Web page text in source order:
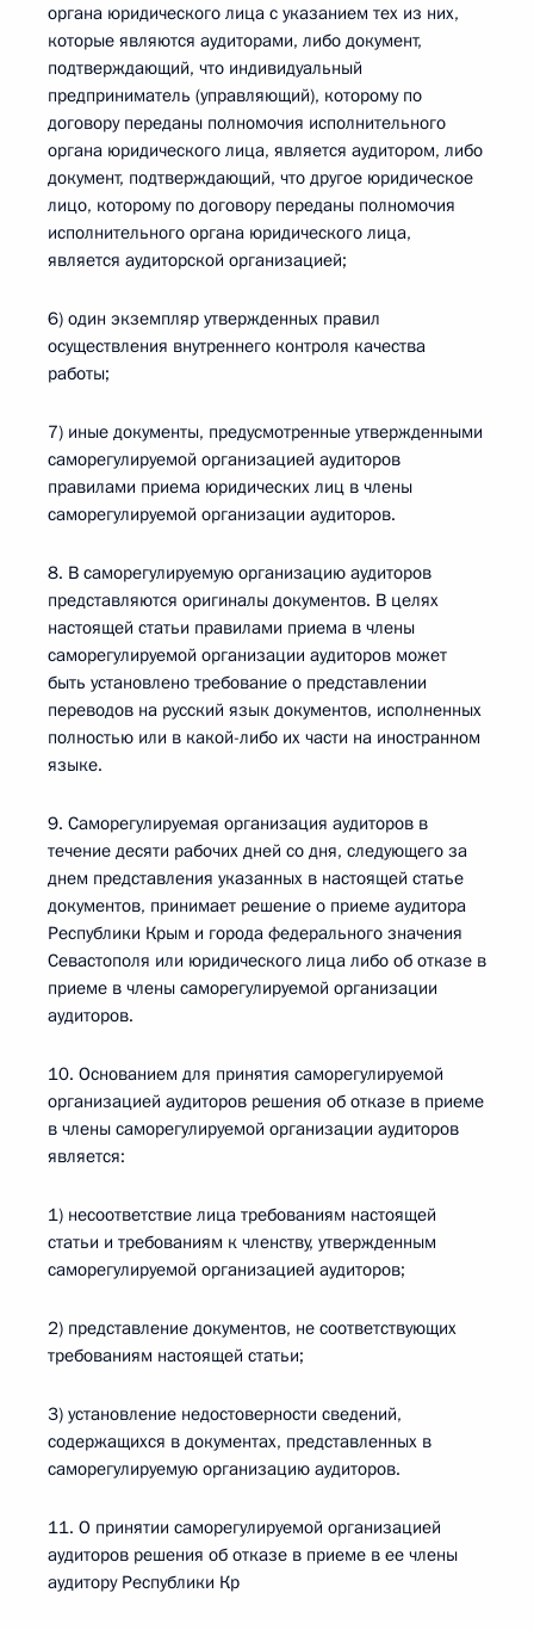
органа юридического лица с указанием тех из них,
которые являются аудиторами, либо документ,
подтверждающий, что индивидуальный
предприниматель (управляющий), которому по
договору переданы полномочия исполнительного
органа юридического лица, является аудитором, либо
документ, подтверждающий, что другое юридическое
лицо, которому по договору переданы полномочия
исполнительного органа юридического лица,
является аудиторской организацией;
6) один экземпляр утвержденных правил
осуществления внутреннего контроля качества
работы;
7) иные документы, предусмотренные утвержденными
саморегулируемой организацией аудиторов
правилами приема юридических лиц в члены
саморегулируемой организации аудиторов.
8. В саморегулируемую организацию аудиторов
представляются оригиналы документов. В целях
настоящей статьи правилами приема в члены
саморегулируемой организации аудиторов может
быть установлено требование о представлении
переводов на русский язык документов, исполненных
полностью или в какой-либо их части на иностранном
языке.
9. Саморегулируемая организация аудиторов в
течение десяти рабочих дней со дня, следующего за
днем представления указанных в настоящей статье
документов, принимает решение о приеме аудитора
Республики Крым и города федерального значения
Севастополя или юридического лица либо об отказе в
приеме в члены саморегулируемой организации
аудиторов.
10. Основанием для принятия саморегулируемой
организацией аудиторов решения об отказе в приеме
в члены саморегулируемой организации аудиторов
является:
1) несоответствие лица требованиям настоящей
статьи и требованиям к членству, утвержденным
саморегулируемой организацией аудиторов;
2) представление документов, не соответствующих
требованиям настоящей статьи;
3) установление недостоверности сведений,
содержащихся в документах, представленных в
саморегулируемую организацию аудиторов.
11. О принятии саморегулируемой организацией
аудиторов решения об отказе в приеме в ее члены
аудитору Республики Кр